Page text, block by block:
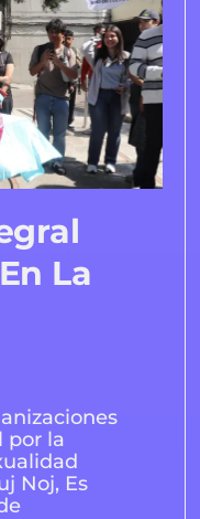
La
por la
Noj, Es